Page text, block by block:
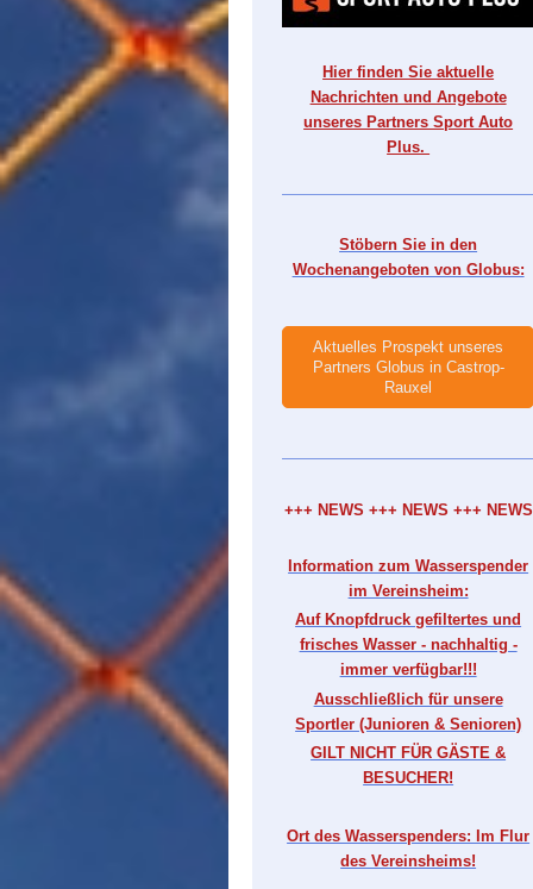
Hier finden Sie aktuelle
Nachrichten und Angebote
unseres Partners Sport Auto
Plus.
Stöbern Sie in den
Wochenangeboten von Globus:
Aktuelles Prospekt unseres
Partners Globus in Castrop-
Rauxel
+++ NEWS +++ NEWS +++ NEWS
Information zum Wasserspender
im Vereinsheim:
Auf Knopfdruck gefiltertes und
frisches Wasser - nachhaltig -
immer verfügbar!!!
Ausschließlich für unsere
Sportler (Junioren & Senioren)
GILT NICHT FÜR GÄSTE &
BESUCHER!
Ort des Wasserspenders: Im Flur
des Vereinsheims!